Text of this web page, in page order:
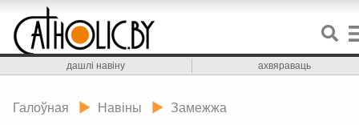
дашлі навіну ахвяраваць
Галоўная Навіны Замежжа